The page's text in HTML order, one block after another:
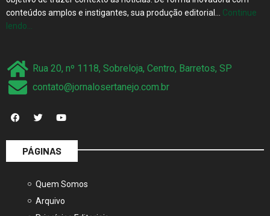
conteúdos amplos e instigantes, sua produção editorial… Continue
lendo…
Rua 20, nº 1118, Sobreloja, Centro, Barretos, SP
contato@jornalosertanejo.com.br
PÁGINAS
Quem Somos
Arquivo